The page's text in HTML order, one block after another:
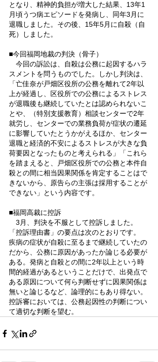
となり、精神的負担が増大した結果、13年1
月頃うつ病エピソードを発病し、同年3月に
退職しました。その後、15年5月に自殺（自
死）しました。
■今回福岡地裁の判決（骨子）
今回の訴訟は、自殺は公務に起因するハラ
スメントを問うものでした。しかし判決は、
「亡佳奈が戸畑区役所の公務を離れて2年以
上が経過し、区役所での公務によるストレス
が退職後も継続していたとは認められないこ
とや、（特別支援教育）相談センターで2年
就労し、センターでの業務負荷が症状の遷延
に影響していたとうかがえるほか、センター
退職と経済的不安によるストレスが大きな負
荷要因となったものと考えられる」「これら
を踏まえると、戸畑区役所での公務と本件自
殺との間に相当因果関係を肯定することはで
きないから、原告らの主張は採用することが
できない」という内容です。
■福岡高裁に控訴
3月、判決を不服として控訴しました。
「控訴理由書」の要点は次のとおりです。
疾病の症状が自殺に至るまで継続していたの
だから、公務に原因があったか論じる必要が
ある。発病と自殺との間に2年以上という時
間的経過があるということだけで、出発点で
ある原因について何ら判断せずに因果関係は
無いと論じるなど、論理的にもあり得ない。
控訴審においては、公務起因性の判断につい
て適切な判断を望む。